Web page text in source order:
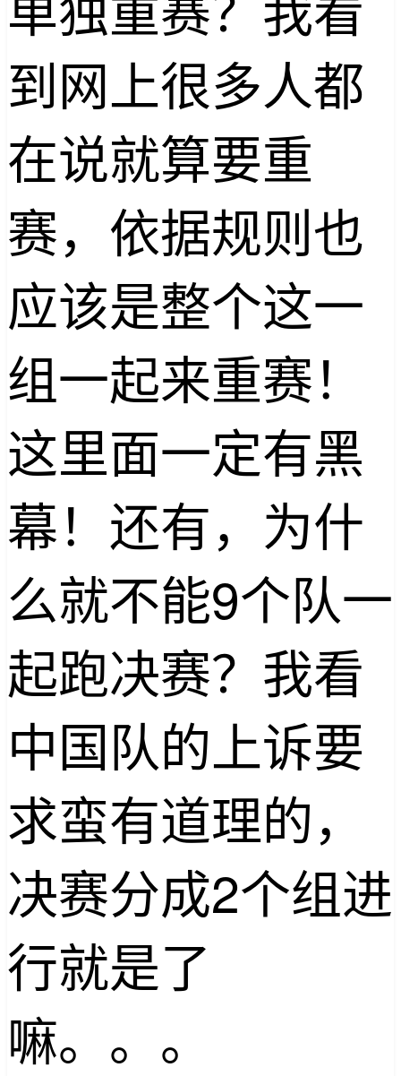
到网上很多人都
在说就算要重
赛，依据规则也
应该是整个这一
组一起来重赛！
这里面一定有黑
幕！还有，为什
么就不能9个队一
起跑决赛？我看
中国队的上诉要
求蛮有道理的，
决赛分成2个组进
行就是了
嘛。。。